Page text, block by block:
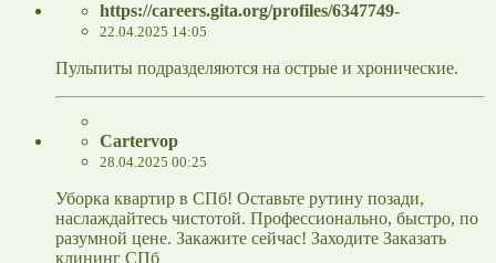
https://careers.gita.org/profiles/6347749-
22.04.2025 14:05
Пульпиты подразделяются на острые и хронические.
Cartervop
28.04.2025 00:25
Уборка квартир в СПб! Оставьте рутину позади,
наслаждайтесь чистотой. Профессионально, быстро, по
разумной цене. Закажите сейчас! Заходите Заказать
клининг СПб